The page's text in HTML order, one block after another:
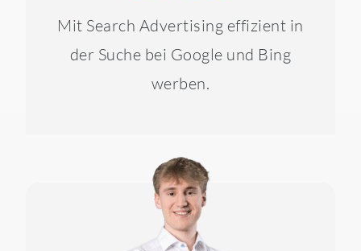
Mit Search Advertising effizient in
der Suche bei Google und Bing
werben.